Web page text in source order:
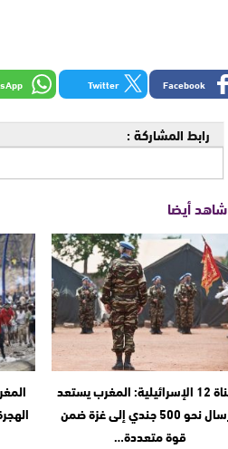
Facebook
Twitter
رابط المشاركة :
شاهد أيضا
القناة 12 الإسرائيلية: المغرب يستعد
لإرسال نحو 500 جندي إلى غزة ضمن
قوة متعددة…